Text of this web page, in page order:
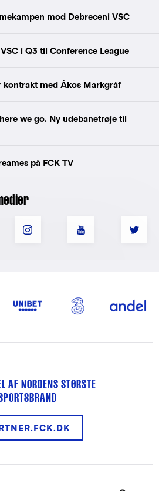
mod Debreceni VSC
i Q3 til Conference League
kontrakt med Ákos Markgráf
we go. Ny udebanetrøje til
på FCK TV
AF NORDENS STØRSTE